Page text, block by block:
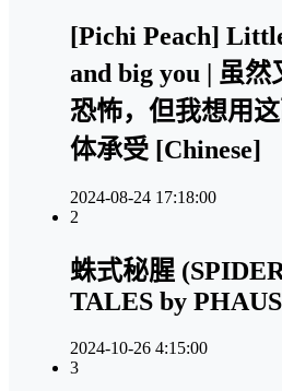
[Pichi Peach]
and big you | 虽然
恐怖，但我想用
体承受 [Chinese]
2024-08-24 17:18:00
2
蛛式秘腥
TALES by
2024-10-26 4:15:00
3